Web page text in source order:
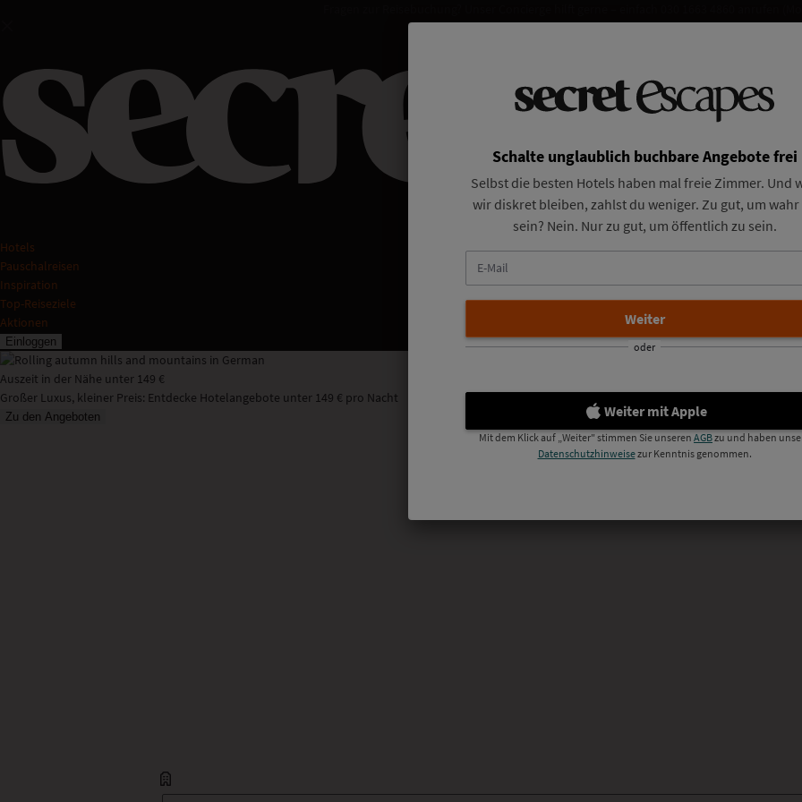
Hotels
Pauschalreisen
Inspiration
Top-Reiseziele
Aktionen
Einloggen
Auszeit in der Nähe unter 149 €
Großer Luxus, kleiner Preis: Entdecke Hotelangebote unter 149 € pro Nacht
Zu den Angeboten
Schalte unglaublich buchbare Angebote frei
Selbst die besten Hotels haben mal freie Zimmer. Und
wir diskret bleiben, zahlst du weniger. Zu gut, um wahr
sein? Nein. Nur zu gut, um öffentlich zu sein.
Mail
oder
Weiter mit Apple
Mit dem Klick auf „Weiter" stimmen Sie unseren AGBzu und haben
Datenschutzhinweisezur Kenntnis genommen.